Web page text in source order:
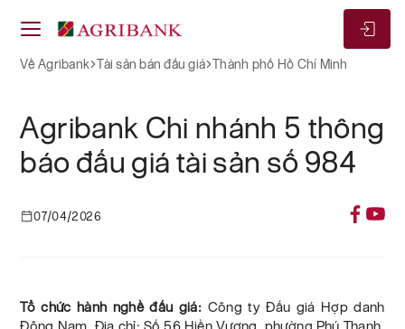
Về Agribank Tài sản bán đấu giá Thành phố Hồ Chí Minh
Agribank Chi nhánh 5 thông
báo đấu giá tài sản số 984
07/04/2026
Tổ chức hành nghề đấu giá: Công ty Đấu giá Hợp danh
Đông Nam. Địa chỉ: Số 56 Hiền Vương, phường Phú Thạnh,